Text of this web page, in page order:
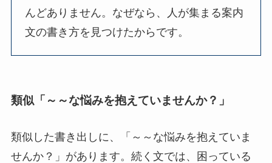
んどありません。なぜなら、人が集まる案内
文の書き方を見つけたからです。
類似「～～な悩みを抱えていませんか？」
類似した書き出しに、「～～な悩みを抱えていま
せんか？」があります。続く文では、困っている